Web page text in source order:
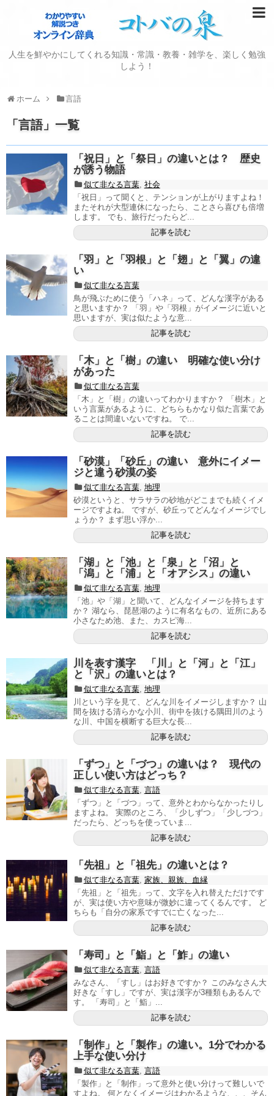
人生を鮮やかにしてくれる知識・常識・教養・雑学を、楽しく勉強
しよう！
ホーム 言語
「 言語」 一覧
「祝日」と「祭日」の違いとは？ 歴史
が誘う物語
似て非なる言葉, 社会
「祝日」って聞くと、テンションが上がりますよね！
またそれが大型連休になったら、ことさら喜びも倍増
します。 でも、旅行だったらど...
記事を読む
「羽」と「羽根」と「翅」と「翼」の違
い
似て非なる言葉
鳥が飛ぶために使う「ハネ」って、どんな漢字がある
と思いますか？ 「羽」や「羽根」がイメージに近いと
思いますが、実は似たような意...
記事を読む
「木」と「樹」の違い 明確な使い分け
があった
似て非なる言葉
「木」と「樹」の違いってわかりますか？ 「樹木」と
いう言葉があるように、どちらもかなり似た言葉であ
ることは間違いないですね。 で...
記事を読む
「砂漠」「砂丘」の違い 意外にイメー
ジと違う砂漠の姿
似て非なる言葉, 地理
砂漠というと、サラサラの砂地がどこまでも続くイメ
ージですよね。 ですが、砂丘ってどんなイメージでし
ょうか？ まず思い浮か...
記事を読む
「湖」と「池」と「泉」と「沼」と
「潟」と「浦」と「オアシス」の違い
似て非なる言葉, 地理
「池」や「湖」と聞いて、どんなイメージを持ちます
か？ 湖なら、琵琶湖のように有名なもの、近所にある
小さなため池、また、カスピ海...
記事を読む
川を表す漢字 「川」と「河」と「江」
と「沢」の違いとは？
似て非なる言葉, 地理
川という字を見て、どんな川をイメージしますか？ 山
間を抜ける清らかな小川、街中を抜ける隅田川のよう
な川、中国を横断する巨大な長...
記事を読む
「ずつ」と「づつ」の違いは？ 現代の
正しい使い方はどっち？
似て非なる言葉, 言語
「ずつ」と「づつ」って、意外とわからなかったりし
ますよね。 実際のところ、「少しずつ」「少しづつ」
だったら、どっちを使っていま...
記事を読む
「先祖」と「祖先」の違いとは？
似て非なる言葉, 家族、親族、血縁
「先祖」と「祖先」って、文字を入れ替えただけです
が、実は使い方や意味が微妙に違ってくるんです。 ど
ちらも「自分の家系ですでに亡くなった...
記事を読む
「寿司」と「鮨」と「鮓」の違い
似て非なる言葉, 言語
みなさん、「すし」はお好きですか？ このみなさん大
好きな「すし」ですが、実は漢字が3種類もあるんで
す。 「寿司」と「鮨」...
記事を読む
「制作」と「製作」の違い。1分でわかる
上手な使い分け
似て非なる言葉, 言語
「製作」と「制作」って意外と使い分けって難しいで
すよね。 何となくイメージはわかるような、、、そん